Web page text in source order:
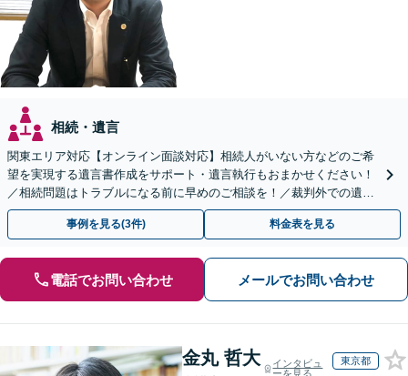
相続・遺言
関東エリア対応【オンライン面談対応】相続人がいない方などのご希
望を実現する遺言書作成をサポート・遺言執行もおまかせください！
／相続問題はトラブルになる前に早めのご相談を！／裁判外での遺産
分割協議の経験多数【完全個室】
事例を見る(3件) 料金表を見る
電話でお問い合わせ メールでお問い合わせ
金丸 哲大
インタビュ
ーを見る
東京都